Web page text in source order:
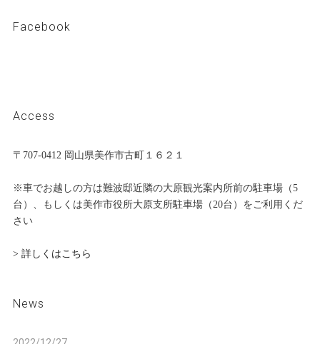
Facebook
Access
〒707-0412 岡山県美作市古町１６２１
※車でお越しの方は難波邸近隣の大原観光案内所前の駐車場（5
台）、もしくは美作市役所大原支所駐車場（20台）をご利用くだ
さい
> 詳しくはこちら
News